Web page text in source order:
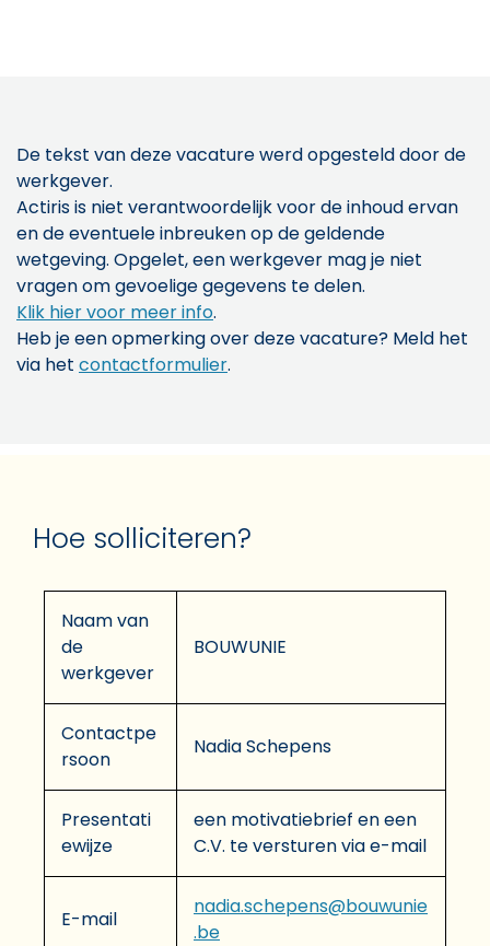
De tekst van deze vacature werd opgesteld door de
werkgever.
Actiris is niet verantwoordelijk voor de inhoud ervan
en de eventuele inbreuken op de geldende
wetgeving. Opgelet, een werkgever mag je niet
vragen om gevoelige gegevens te delen.
Klik hier voor meer info.
Heb je een opmerking over deze vacature? Meld het
via het contactformulier.
Hoe solliciteren?
Naam van
de
werkgever
BOUWUNIE
Contactpe
rsoon
Nadia Schepens
Presentati
ewijze
een motivatiebrief en een
C.V. te versturen via e-mail
E-mail
nadia.schepens@bouwunie
.be